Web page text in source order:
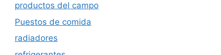
productos del campo
Puestos de comida
radiadores